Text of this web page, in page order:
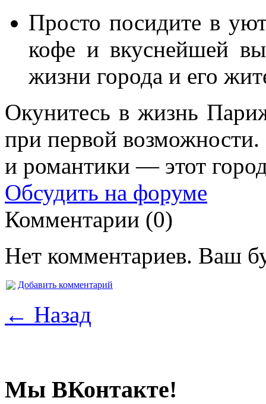
Просто посидите в
кофе и вкуснейшей
жизни города и его
Окунитесь в жизнь
при первой
и романтики — этот
Обсудить на форуме
Комментарии (0)
Нет комментариев. Ваш
Добавить комментарий
← Назад
Мы ВКонтакте!